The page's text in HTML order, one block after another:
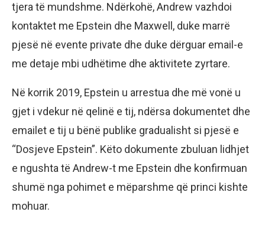
tjera të mundshme. Ndërkohë, Andrew vazhdoi
kontaktet me Epstein dhe Maxwell, duke marrë
pjesë në evente private dhe duke dërguar email-e
me detaje mbi udhëtime dhe aktivitete zyrtare.
Në korrik 2019, Epstein u arrestua dhe më vonë u
gjet i vdekur në qelinë e tij, ndërsa dokumentet dhe
emailet e tij u bënë publike gradualisht si pjesë e
“Dosjeve Epstein”. Këto dokumente zbuluan lidhjet
e ngushta të Andrew-t me Epstein dhe konfirmuan
shumë nga pohimet e mëparshme që princi kishte
mohuar.